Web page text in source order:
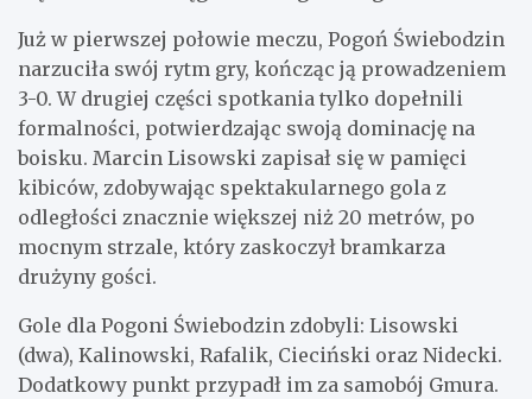
Już w pierwszej połowie meczu, Pogoń Świebodzin
narzuciła swój rytm gry, kończąc ją prowadzeniem
3-0. W drugiej części spotkania tylko dopełnili
formalności, potwierdzając swoją dominację na
boisku. Marcin Lisowski zapisał się w pamięci
kibiców, zdobywając spektakularnego gola z
odległości znacznie większej niż 20 metrów, po
mocnym strzale, który zaskoczył bramkarza
drużyny gości.
Gole dla Pogoni Świebodzin zdobyli: Lisowski
(dwa), Kalinowski, Rafalik, Cieciński oraz Nidecki.
Dodatkowy punkt przypadł im za samobój Gmura.